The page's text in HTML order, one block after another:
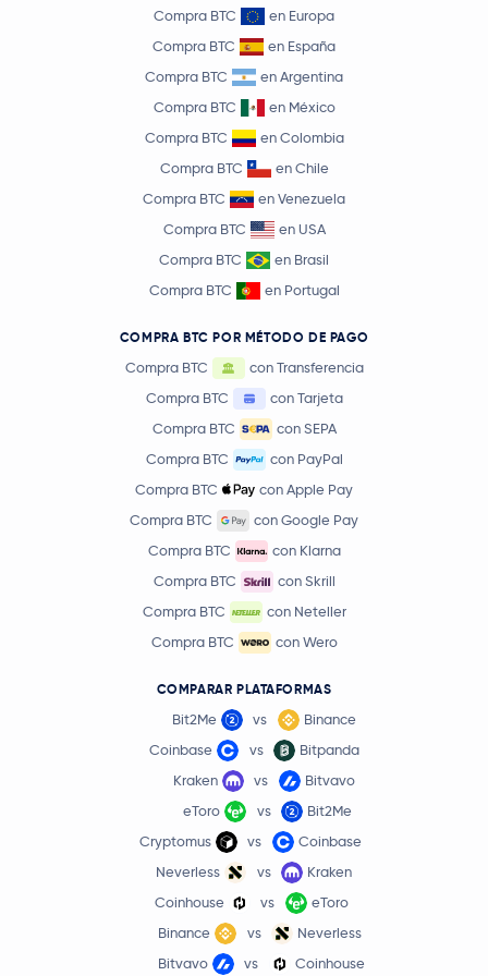
Compra BTC
en Europa
Compra BTC
en España
Compra BTC
en Argentina
Compra BTC
en México
Compra BTC
en Colombia
Compra BTC
en Chile
Compra BTC
en Venezuela
Compra BTC
en USA
Compra BTC
en Brasil
Compra BTC
en Portugal
COMPRA BTC POR MÉTODO DE PAGO
Compra BTC
con Transferencia
Compra BTC
con Tarjeta
Compra BTC
con SEPA
Compra BTC
con PayPal
Compra BTC
con Apple Pay
Compra BTC
con Google Pay
Compra BTC
con Klarna
Compra BTC
con Skrill
Compra BTC
con Neteller
Compra BTC
con Wero
COMPARAR PLATAFORMAS
Bit2Me vs
Binance
Coinbase
vs
Bitpanda
Kraken
vs
Bitvavo
eToro
vs
Bit2Me
Cryptomus
vs
Coinbase
Neverless
vs
Kraken
Coinhouse
vs
eToro
Binance
vs
Neverless
Bitvavo
vs Coinhouse